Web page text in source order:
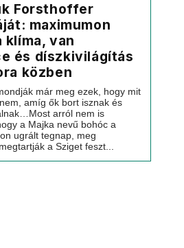
Forsthoffer
maximumon
klíma, van
és díszkivilágítás
közben
már meg ezek, hogy mit
amíg ők bort isznak és
arról nem is
a Majka nevű bohóc a
ugrált tegnap, meg
a Sziget feszt...